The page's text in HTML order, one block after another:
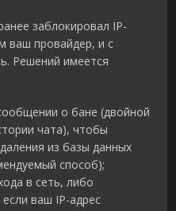
заблокировал IP-
ваш провайдер, и с
Решений имеется
о бане (двойной
чата), чтобы
из базы данных
способ);
в сеть, либо
ваш IP-адрес